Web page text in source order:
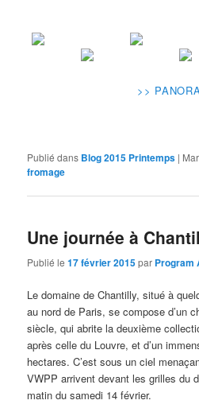
>>
Publié dans Blog 2015 Printemps |
fromage
Une journée à
Publié le17 février 2015par Program
Le domaine de Chantilly, situé à
au nord de Paris, se compose d’un
siècle, qui abrite la deuxième
après celle du Louvre, et d’un
hectares. C’est sous un ciel
VWPP arrivent devant les grilles du
matin du samedi 14 février.